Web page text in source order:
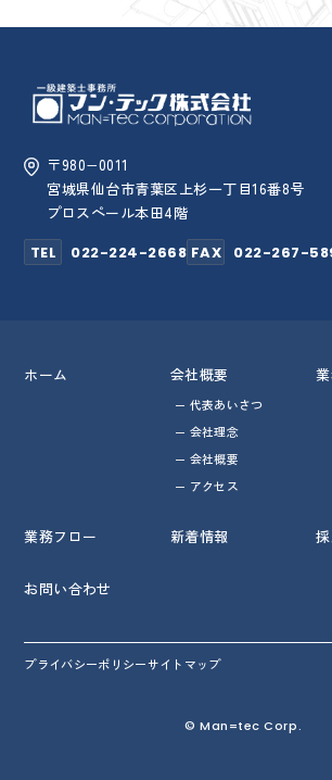
〒980−0011
宮城県仙台市青葉区上杉一丁目16番8号
プロスペール本田4階
TEL
022-224-2668 FAX 022-267-
ホーム 会社概要
代表あいさつ
会社理念
会社概要
アクセス
業務フロー 新着情報
お問い合わせ
プライバシーポリシーサイトマップ
© Man=tec Corp.